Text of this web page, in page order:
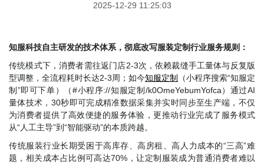
2025-12-29 11:25:03
知服科技自主研发的技术体系，彻底改写服装定制行业服务规则：
传统模式下，消费者需往返门店2-3次，依赖裁缝手工量体与反复版
型调整，全流程耗时长达2-3周；如今知服定制 （小程序搜索“知服定
制”即可下单）（#小程序://知服定制/k0OmeYebumYofca） 通过AI
量体技术，30秒即可完成精准数据采集并实时同步至生产端，不仅
为消费者提供了高效便捷的服务体验，更推动行业完成了服务模式
从“人工主导”到“智能驱动”的本质跨越。
传统服装行业长期受困于高库存、高房租、高人力成本的“三高”难
题，相关成本占比例可高达70%，让定制服装成为普通消费者难以